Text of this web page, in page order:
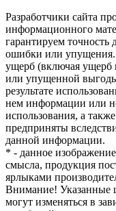
Разработчики сайта
информационного
гарантируем точность
ошибки или упущения.
ущерб (включая ущерб
или упущенной
результате
нем информации или
использования, а
предприняты
данной информации.
* - данное
смысла, продукция
ярлыками
Внимание! Указанные
могут изменяться в